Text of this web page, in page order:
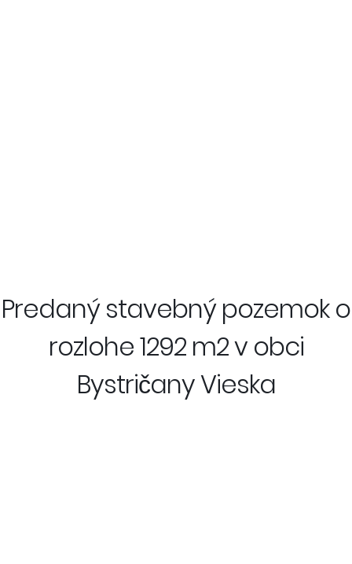
Predaný stavebný pozemok o
rozlohe 1292 m2 v obci
Bystričany Vieska